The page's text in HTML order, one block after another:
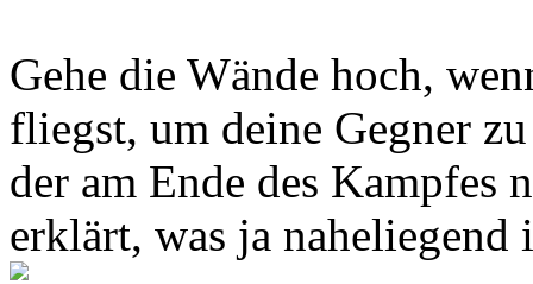
Gehe die Wände hoch,
fliegst, um deine Gegner
der am Ende des Kampfes
erklärt, was ja naheliegend